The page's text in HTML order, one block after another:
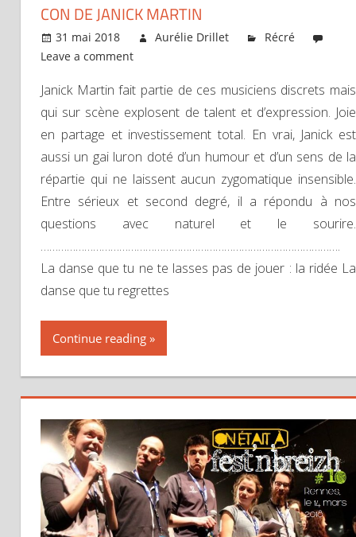
CON DE JANICK MARTIN
31 mai 2018 Aurélie Drillet
Récré
Leave a comment
Janick Martin fait partie de ces musiciens discrets mais
qui sur scène explosent de talent et d’expression. Joie
en partage et investissement total. En vrai, Janick est
aussi un gai luron doté d’un humour et d’un sens de la
répartie qui ne laissent aucun zygomatique insensible.
Entre sérieux et second degré, il a répondu à nos
questions avec naturel et le sourire.
………………………………………………………………………………………….
La danse que tu ne te lasses pas de jouer : la ridée La
danse que tu regrettes
Continue reading